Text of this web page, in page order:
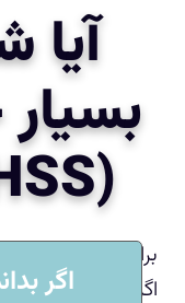
(HSS) هستید؟
برای پاسخ‌دهی به
اگر دست‌کم تا حدی
اگر